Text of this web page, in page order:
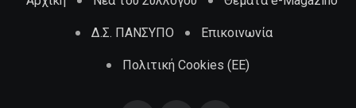
Δ.Σ. ΠΑΝΣΥΠΟ Επικοινωνία
Πολιτική Cookies (ΕΕ)